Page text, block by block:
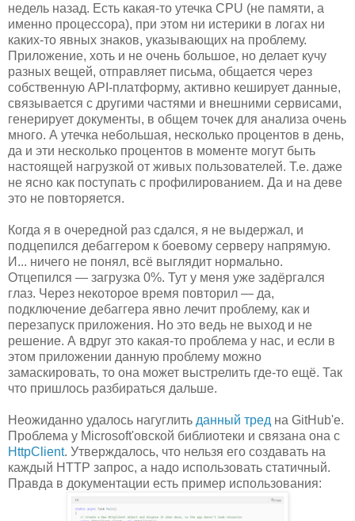
недель назад. Есть какая-то утечка CPU (не памяти, а
именно процессора), при этом ни истерики в логах ни
каких-то явных знаков, указывающих на проблему.
Приложение, хоть и не очень большое, но делает кучу
разных вещей, отправляет письма, общается через
собственную API-платформу, активно кеширует данные,
связывается с другими частями и внешними сервисами,
генерирует документы, в общем точек для анализа очень
много. А утечка небольшая, несколько процентов в день,
да и эти несколько процентов в моменте могут быть
настоящей нагрузкой от живых пользователей. Т.е. даже
не ясно как поступать с профилированием. Да и на деве
это не повторяется.
Когда я в очередной раз сдался, я не выдержал, и
подцепился дебаггером к боевому серверу напрямую.
И... ничего не понял, всё выглядит нормально.
Отцепился — загрузка 0%. Тут у меня уже задёргался
глаз. Через некоторое время повторил — да,
подключение дебаггера явно лечит проблему, как и
перезапуск приложения. Но это ведь не выход и не
решение. А вдруг это какая-то проблема у нас, и если в
этом приложении данную проблему можно
замаскировать, то она может выстрелить где-то ещё. Так
что пришлось разбираться дальше.
Неожиданно удалось нагуглить данный тред на GitHub'е.
Проблема у Microsoft'овской библиотеки и связана она с
HttpClient. Утверждалось, что нельзя его создавать на
каждый HTTP запрос, а надо использовать статичный.
Правда в документации есть пример использования: